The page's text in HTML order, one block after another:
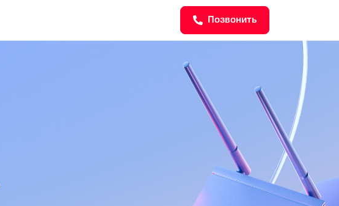
Позвонить